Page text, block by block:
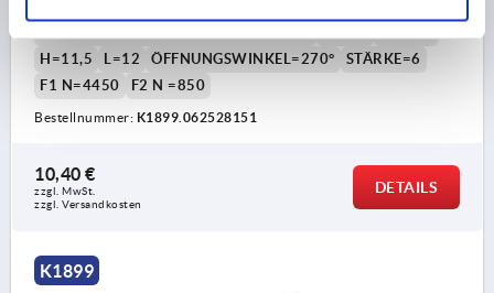
H=11,5
L=12 ÖFFNUNGSWINKEL=270°
STÄRKE=6
F1 N=4450
F2 N =850
Bestellnummer: K1899.062528151
10,40 €
zzgl. MwSt.
zzgl. Versandkosten
DETAILS
K1899